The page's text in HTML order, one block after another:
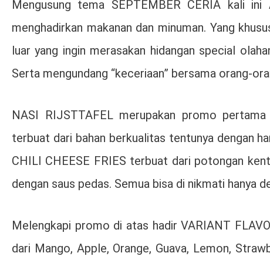
Mengusung tema SEPTEMBER CERIA kali
menghadirkan makanan dan minuman. Yang
luar yang ingin merasakan hidangan special
Serta mengundang “keceriaan” bersama orang-
NASI RIJSTTAFEL merupakan promo
terbuat dari bahan berkualitas tentunya dengan
CHILI CHEESE FRIES terbuat dari potongan
dengan saus pedas. Semua bisa di nikmati hanya
Melengkapi promo di atas hadir VARIANT
dari Mango, Apple, Orange, Guava, Lemon,